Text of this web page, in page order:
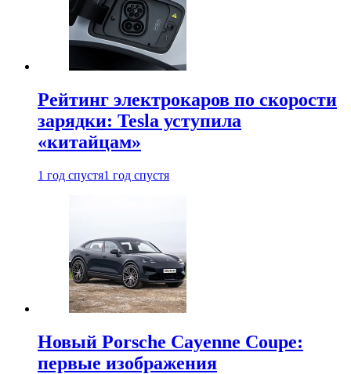
Рейтинг электрокаров по скорости
зарядки: Tesla уступила
«китайцам»
1 год спустя1 год спустя
Новый Porsche Cayenne Coupe:
первые изображения